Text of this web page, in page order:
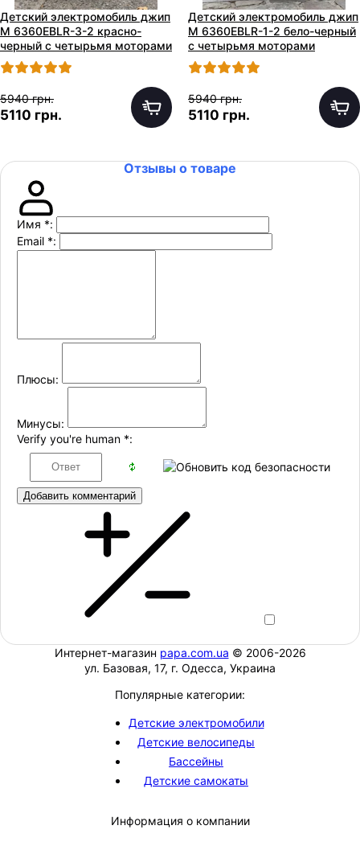
Детский электромобиль джип
M 6360EBLR-3-2 красно-
черный с четырьмя моторами
5940 грн.
5110 грн.
Детский электромобиль джип
M 6360EBLR-1-2 бело-черный
с четырьмя моторами
5940 грн.
5110 грн.
Отзывы о товаре
Имя *:
Email *:
Плюсы:
Минусы:
Verify you're human *:
Добавить комментарий
Интернет-магазин papa.com.ua © 2006-2026
ул. Базовая, 17, г. Одесса, Украина
Популярные категории:
Детские электромобили
Детские велосипеды
Бассейны
Детские самокаты
Информация о компании